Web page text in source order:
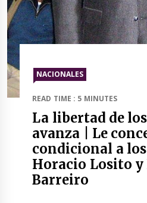
NACIONALES
READ TIME : 5 MINUTES
La libertad de
avanza | Le
condicional a
Horacio Losito y
Barreiro